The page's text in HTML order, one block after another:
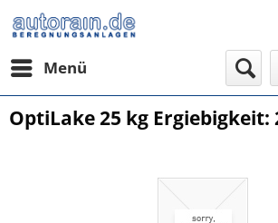
Menü
OptiLake 25 kg Ergiebigkeit: